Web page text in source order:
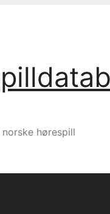
hørespill